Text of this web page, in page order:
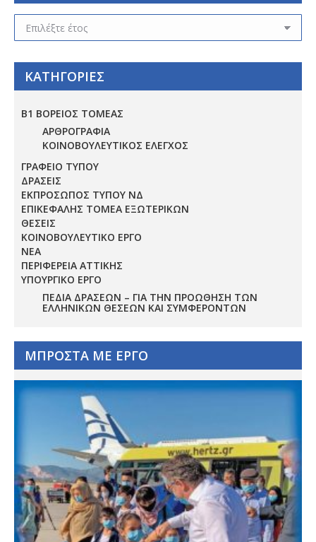
ΑΡΧΕΙΟ
ΚΑΤΗΓΟΡΙΕΣ
Β1 ΒΟΡΕΙΟΣ ΤΟΜΕΑΣ
ΑΡΘΡΟΓΡΑΦΙΑ
ΚΟΙΝΟΒΟΥΛΕΥΤΙΚΟΣ ΕΛΕΓΧΟΣ
ΓΡΑΦΕΙΟ ΤΥΠΟΥ
ΔΡΑΣΕΙΣ
ΕΚΠΡΟΣΩΠΟΣ ΤΥΠΟΥ ΝΔ
ΕΠΙΚΕΦΑΛΗΣ ΤΟΜΕΑ ΕΞΩΤΕΡΙΚΩΝ
ΘΕΣΕΙΣ
ΚΟΙΝΟΒΟΥΛΕΥΤΙΚΟ ΕΡΓΟ
ΝΕΑ
ΠΕΡΙΦΕΡΕΙΑ ΑΤΤΙΚΗΣ
ΥΠΟΥΡΓΙΚΟ ΕΡΓΟ
ΠΕΔΊΑ ΔΡΆΣΕΩΝ – ΓΙΑ ΤΗΝ ΠΡΟΏΘΗΣΗ ΤΩΝ
ΕΛΛΗΝΙΚΏΝ ΘΈΣΕΩΝ ΚΑΙ ΣΥΜΦΕΡΌΝΤΩΝ
ΜΠΡΟΣΤΑ ΜΕ ΕΡΓΟ